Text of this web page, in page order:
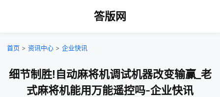
答版网
首页 > 资讯中心 > 企业快讯
细节制胜!自动麻将机调试机器改变输赢_老
式麻将机能用万能遥控吗-企业快讯